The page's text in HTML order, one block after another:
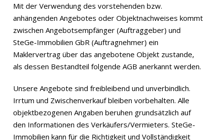
Mit der Verwendung des vorstehenden bzw.
anhängenden Angebotes oder Objektnachweises kommt
zwischen Angebotsempfänger (Auftraggeber) und
SteGe-Immobilien GbR (Auftragnehmer) ein
Maklervertrag über das angebotene Objekt zustande,
als dessen Bestandteil folgende AGB anerkannt werden.
Unsere Angebote sind freibleibend und unverbindlich.
Irrtum und Zwischenverkauf bleiben vorbehalten. Alle
objektbezogenen Angaben beruhen grundsätzlich auf
den Informationen des Verkäufers/Vermieters. SteGe-
Immobilien kann für die Richtigkeit und Vollständigkeit